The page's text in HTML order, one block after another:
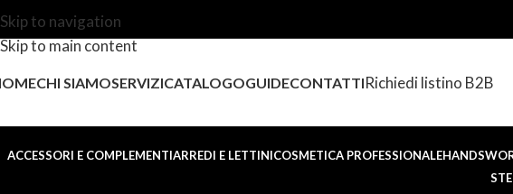
Skip to navigation
Skip to main content
CHI SIAMOSERVIZICATALOGOGUIDECONTATTIRichiedi listino B2B
ACCESSORI E COMPLEMENTIARREDI E LETTINICOSMETICA PROFESSIONALE